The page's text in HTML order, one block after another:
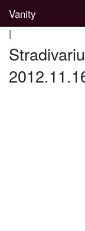
Vanity
Divatblog
|